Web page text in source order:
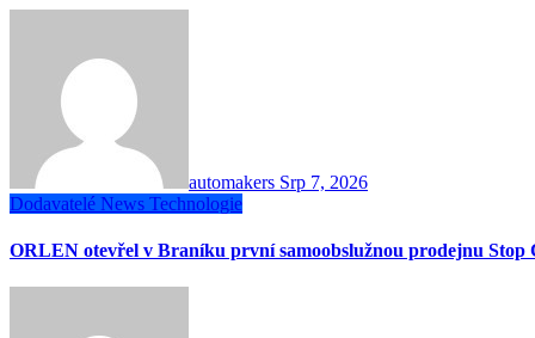
automakers Srp 7, 2026
Dodavatelé News Technologie
ORLEN otevřel v Braníku první samoobslužnou prodejnu Stop